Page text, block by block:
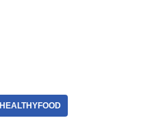
HEALTHYFOOD